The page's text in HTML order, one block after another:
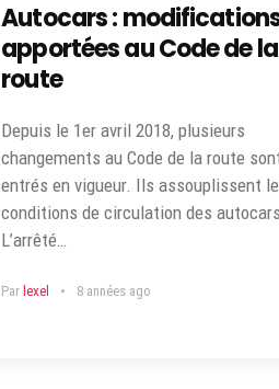
Autocars :
apportées au Code de la
route
Depuis le 1er avril 2018, plusieurs
changements au Code de la route
entrés en vigueur. Ils assouplissent
conditions de circulation des
L’arrêté…
Par lexel 8 années ago